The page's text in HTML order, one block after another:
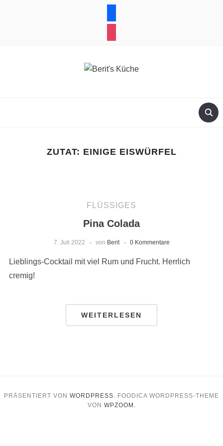
ZUTAT: EINIGE EISWÜRFEL
FLÜSSIGES
Pina Colada
7. Juli 2022 von Berit 0 Kommentare
Lieblings-Cocktail mit viel Rum und Frucht. Herrlich
cremig!
WEITERLESEN
PRÄSENTIERT VON WORDPRESS. FOODICA WORDPRESS-THEME
VON WPZOOM.